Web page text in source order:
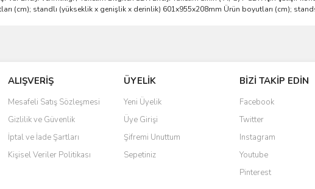
(cm); standlı (yükseklik x genişlik x derinlik) 601x955x208mm Ürün boyutları (cm);
veya görüntülenemiyor.
bilgiler bulunuyor.
bulunuyor.
daha pahalı.
alternatifler olmalı.
ALIŞVERİŞ
Mesafeli Satış Sözleşmesi
Gizlilik ve Güvenlik
İptal ve İade Şartları
Kişisel Veriler Politikası
ÜYELİK
Yeni Üyelik
Üye Girişi
Şifremi Unuttum
Sepetiniz
BİZİ TAKİP EDİN
Facebook
Twitter
Instagram
Youtube
Pinterest